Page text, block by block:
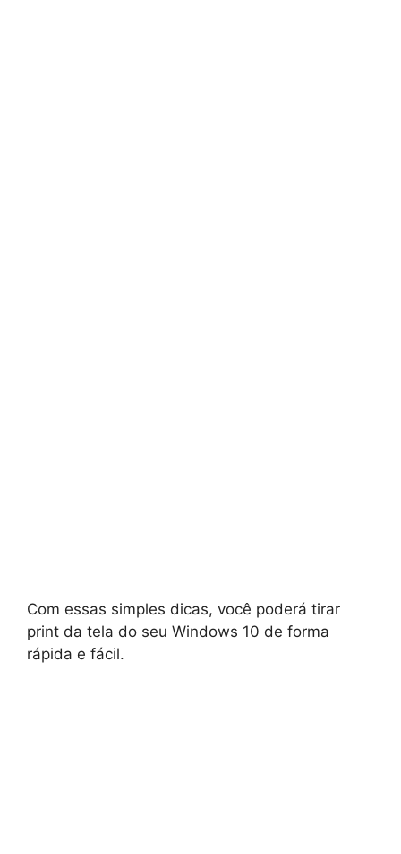
Com essas simples dicas, você poderá tirar
print da tela do seu Windows 10 de forma
rápida e fácil.